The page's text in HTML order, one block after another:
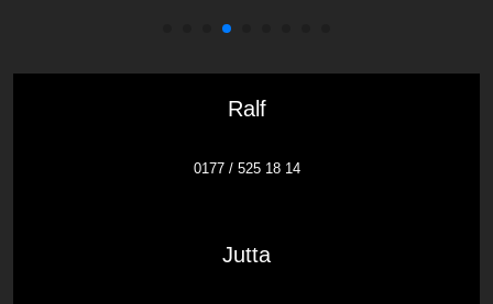
Ralf
0177 / 525 18 14
Jutta